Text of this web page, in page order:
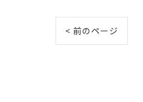
< 前のページ